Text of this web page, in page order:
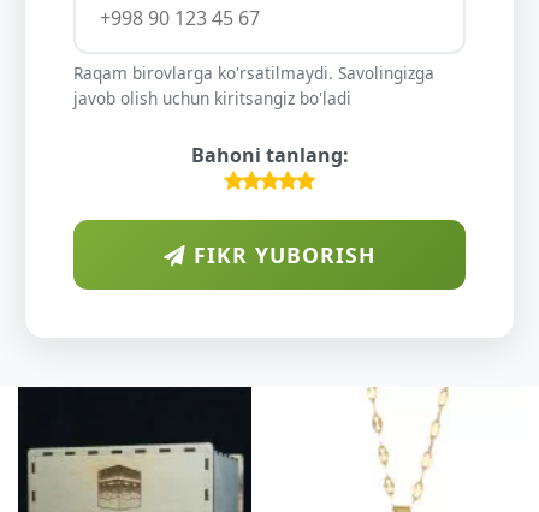
Raqam birovlarga ko'rsatilmaydi. Savolingizga
javob olish uchun kiritsangiz bo'ladi
Bahoni tanlang:
FIKR YUBORISH